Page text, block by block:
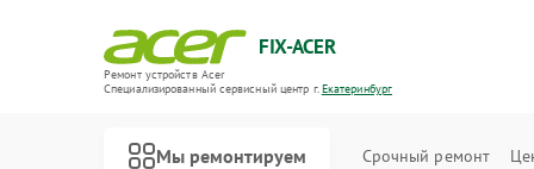
FIX-ACER
Ремонт устройств Acer
Специализированный cервисный центр г.Екатеринбург
Мы ремонтируем Срочный ремонт